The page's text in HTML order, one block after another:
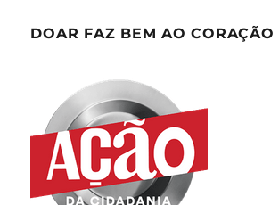
DOAR FAZ BEM AO CORAÇÃO